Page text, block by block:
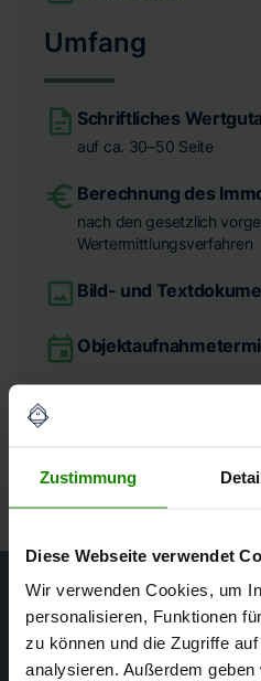
Zustimmung
Diese Webseite verwendet
Wir verwenden Cookies, um
personalisieren, Funktionen
zu können und die Zugriffe
analysieren. Außerdem
Umfang
Schriftliches
auf ca. 30–50 Seite
Berechnung des
nach den gesetzlich
Wertermittlungsverfahren
Bild- und
Ihr